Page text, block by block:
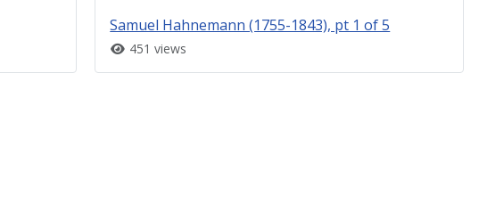
Samuel Hahnemann (1755-1843), pt 1 of 5
451 views